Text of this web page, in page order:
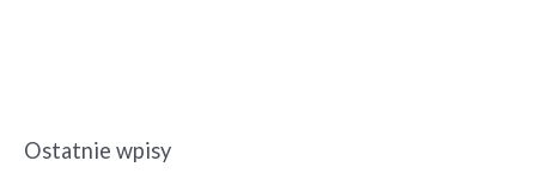
Ostatnie wpisy
A